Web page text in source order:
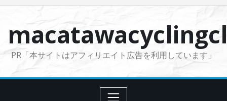
に
PR「本サイトはアフィリエイト広告を利用しています」